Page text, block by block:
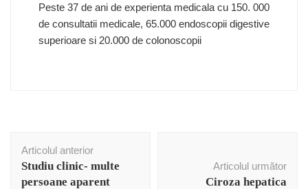
Peste 37 de ani de experienta medicala cu 150. 000
de consultatii medicale, 65.000 endoscopii digestive
superioare si 20.000 de colonoscopii
în
articole
Articolul anterior
Studiu clinic- multe
persoane aparent
Articolul următor
Ciroza hepatica